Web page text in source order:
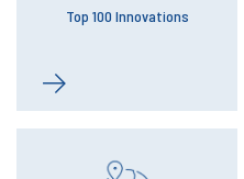
Top 100 Innovations